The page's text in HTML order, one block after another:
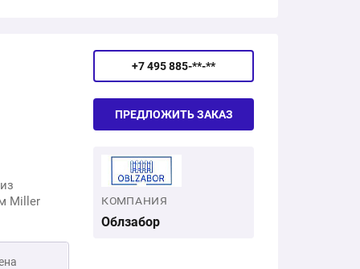
Miller
+7 495 885-**-**
ПРЕДЛОЖИТЬ ЗАКАЗ
КОМПАНИЯ
Облзабор